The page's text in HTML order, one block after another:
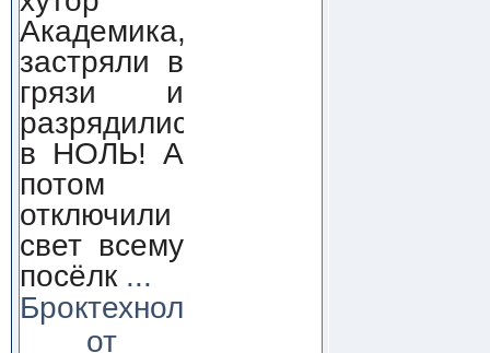
Академика,
застряли в
грязи и
разрядились
в НОЛЬ! А
потом
отключили
свет всему
посёлк ...
Броктехнолоджи:
от